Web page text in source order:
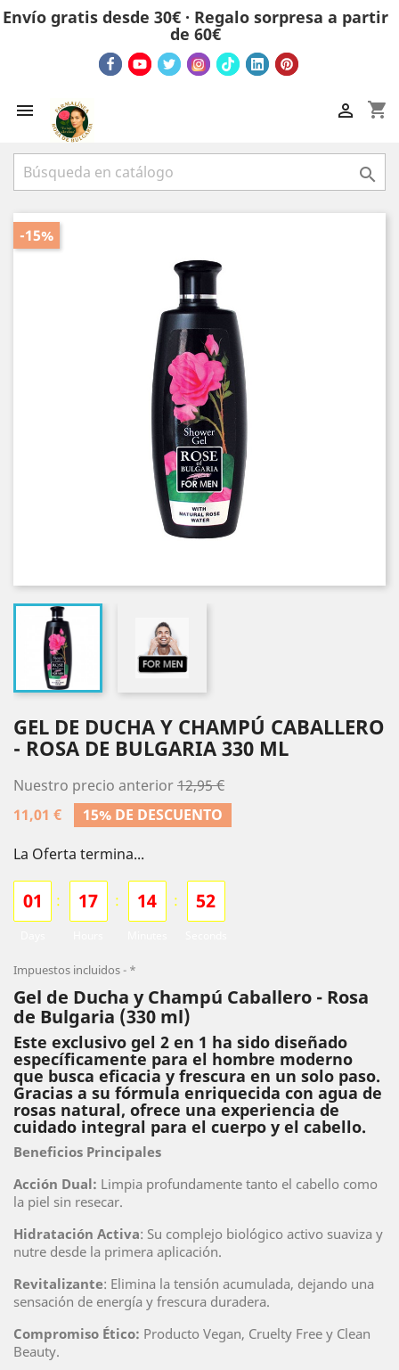
Envío gratis desde 30€ · Regalo sorpresa a partir
de 60€
 shopping_cart


-15%
GEL DE DUCHA Y CHAMPÚ CABALLERO
- ROSA DE BULGARIA 330 ML
Nuestro precio anterior12,95 €
11,01 €
15% DE DESCUENTO
La Oferta termina...
01 : 17 : 14 : 51
Impuestos incluidos *
Gel de Ducha y Champú Caballero - Rosa
de Bulgaria (330 ml)
Este exclusivo gel 2 en 1 ha sido diseñado
específicamente para el hombre moderno
que busca eficacia y frescura en un solo paso.
Gracias a su fórmula enriquecida con agua de
rosas natural, ofrece una experiencia de
cuidado integral para el cuerpo y el cabello.
Beneficios Principales
Acción Dual: Limpia profundamente tanto el cabello como
la piel sin resecar.
Hidratación Activa: Su complejo biológico activo suaviza y
nutre desde la primera aplicación.
Revitalizante: Elimina la tensión acumulada, dejando una
sensación de energía y frescura duradera.
Compromiso Ético: Producto Vegan, Cruelty Free y Clean
Beauty.